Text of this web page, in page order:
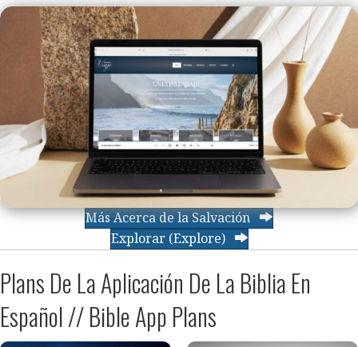
Más Acerca de la Salvación
Explorar (Explore)
Plans De La Aplicación De La Biblia En
Español // Bible App Plans